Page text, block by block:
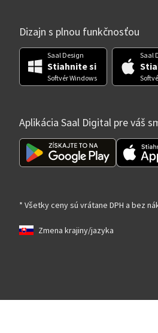
Dizajn s plnou funkčnosťou
Saal Design
Stiahnite si
Softvér Windows
Saal
Aplikácia Saal Digital pre váš
* Všetky ceny sú vrátane DPH a bez
Zmena krajiny/jazyka